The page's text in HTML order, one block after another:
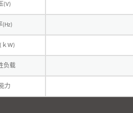
(V)
(Hz)
( ｋW)
负载
力